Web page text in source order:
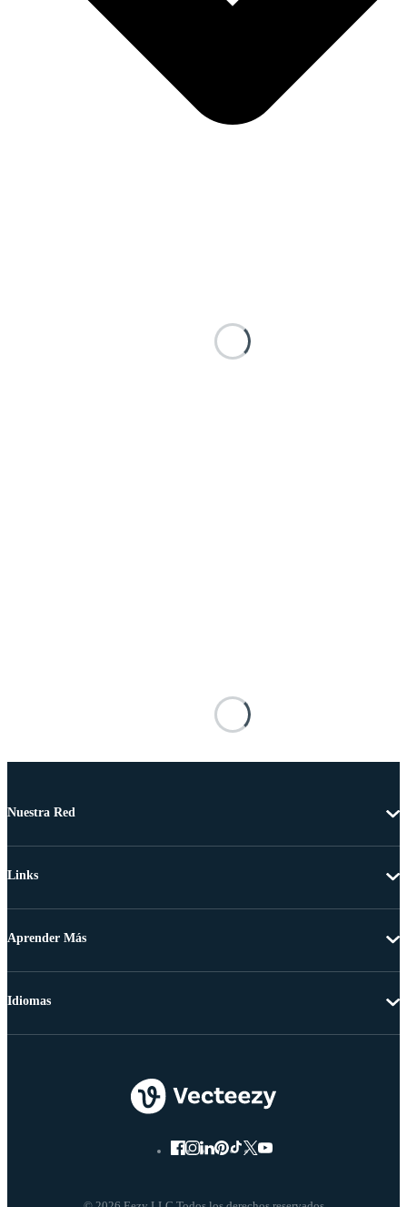
Nuestra Red
Links
Aprender Más
Idiomas